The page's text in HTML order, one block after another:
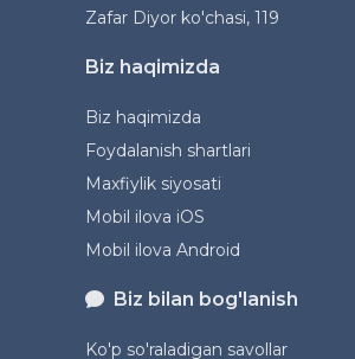
Zafar Diyor ko'chasi, 119
Biz haqimizda
Biz haqimizda
Foydalanish shartlari
Maxfiylik siyosati
Mobil ilova iOS
Mobil ilova Android
Biz bilan bog'lanish
Ko'p so'raladigan savollar